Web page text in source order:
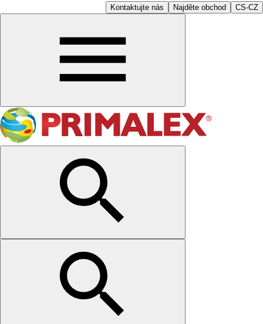
Kontaktujte nás Najděte obchod CS-CZ